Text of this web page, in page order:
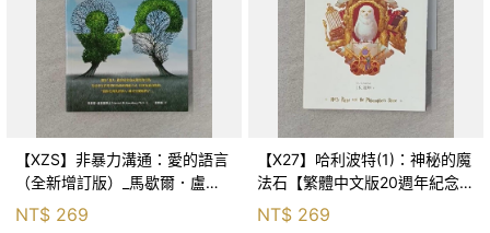
【XZS】非暴力溝通：愛的語言
（全新增訂版）_馬歇爾．盧森
堡, 蕭寶森
NT$ 269
【X27】哈利波特(1)：神秘的魔
法石【繁體中文版20週年紀念】
NT$ 269